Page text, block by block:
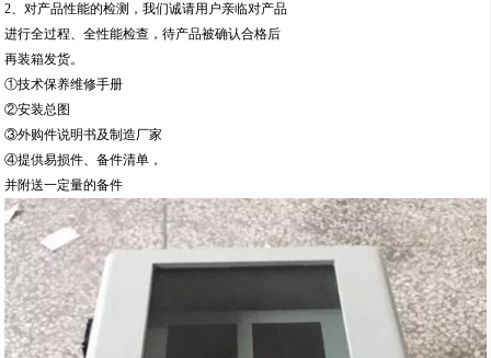
2、对产品性能的检测，我们诚请用户亲临对产品
进行全过程、全性能检查，待产品被确认合格后
再装箱发货。
①技术保养维修手册
②安装总图
③外购件说明书及制造厂家
④提供易损件、备件清单，
并附送一定量的备件